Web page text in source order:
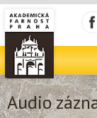
Audio